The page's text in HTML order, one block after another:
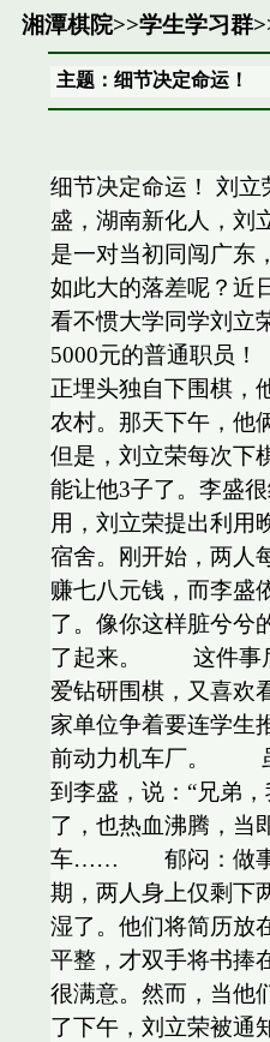
湘潭棋院>>学生学习群
主题：细节决定命运！
细节决定命运！ 刘
盛，湖南新化人，
是一对当初同闯广东
如此大的落差呢？
看不惯大学同学刘立
5000元的普通职员
正埋头独自下围棋，
农村。那天下午，他
但是，刘立荣每次下
能让他3子了。李盛
用，刘立荣提出利用
宿舍。刚开始，两人
赚七八元钱，而李盛
了。像你这样脏兮兮
了起来。 这件事后
爱钻研围棋，又喜欢
家单位争着要连学生
前动力机车厂。 虽
到李盛，说：“兄弟
了，也热血沸腾，
车…… 郁闷：做事“
期，两人身上仅剩
湿了。他们将简历放
平整，才双手将书捧
很满意。然而，当他
了下午，刘立荣被通